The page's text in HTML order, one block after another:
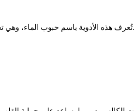
تُعرف هذه الأدوية باسم حبوب الماء، وهي تحفز المرضى على التبول بشكل متكرر، مما يؤدي إلى إزالة البوتاسيوم الزائد.